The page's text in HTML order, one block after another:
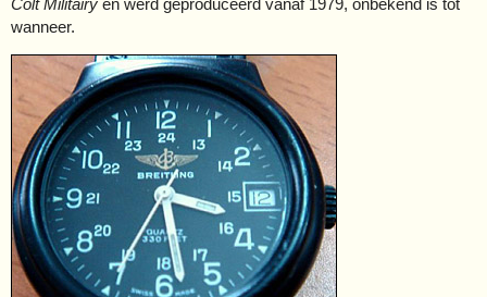
Colt Militairy en werd geproduceerd vanaf 1979, onbekend is tot
wanneer.